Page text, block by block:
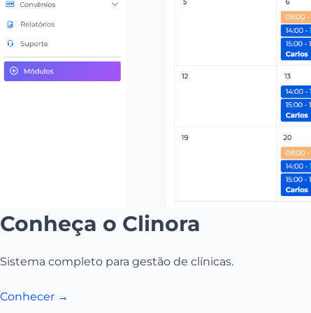
Conheça o Clinora
Sistema completo para gestão de clínicas.
Conhecer →